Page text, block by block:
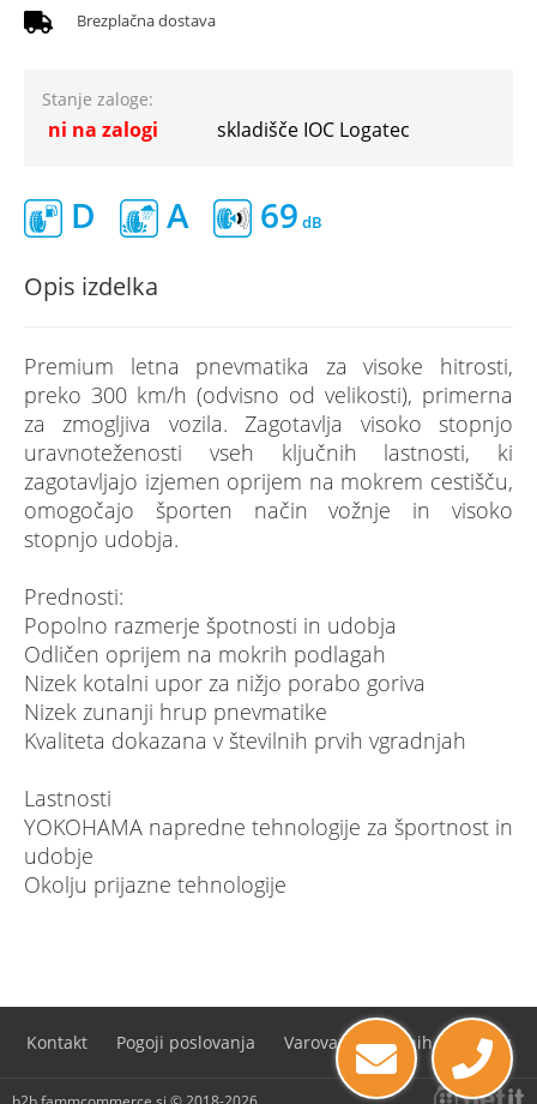
Brezplačna dostava
Stanje zaloge:
ni na zalogi skladišče IOC Logatec
D A 69
Opis izdelka
Premium letna pnevmatika za visoke hitrosti,
preko 300 km/h (odvisno od velikosti), primerna
za zmogljiva vozila. Zagotavlja visoko stopnjo
uravnoteženosti vseh ključnih lastnosti, ki
zagotavljajo izjemen oprijem na mokrem cestišču,
omogočajo športen način vožnje in visoko
stopnjo udobja.
Prednosti:
Popolno razmerje špotnosti in udobja
Odličen oprijem na mokrih podlagah
Nizek kotalni upor za nižjo porabo goriva
Nizek zunanji hrup pnevmatike
Kvaliteta dokazana v številnih prvih vgradnjah
Lastnosti
YOKOHAMA napredne tehnologije za športnost in
udobje
Okolju prijazne tehnologije
Kontakt Pogoji poslovanja Varovanje osebnih podatkov